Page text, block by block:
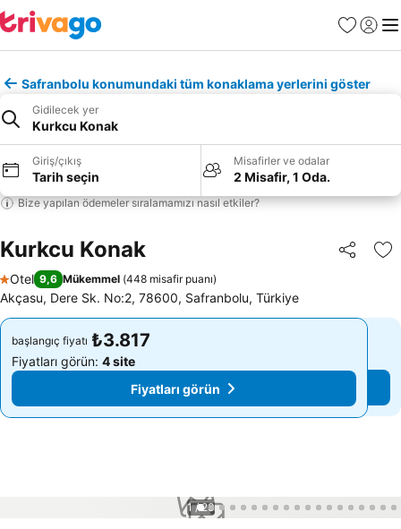
Favoriler
Giriş
Safranbolu konumundaki tüm konaklama yerlerini göster
Gidilecek yer
Kurkcu Konak
Giriş/çıkış
Tarih seçin
Misafirler ve odalar
2 Misafir, 1 Oda.
Bize yapılan ödemeler sıralamamızı nasıl etkiler?
Kurkcu Konak Paylaş
1 Yıldız
Otel 9,6 Mükemmel (448 misafir puanı)
Akçasu, Dere Sk. No:2, 78600, Safranbolu, Türkiye
başlangıç fiyatı ₺3.817
Fiyatları görün: 4 site
Fiyatları görün
başlangıç fiyatı ₺3.817
Fiyatları görün: 4 site
Fiyatları görün
1 / 23